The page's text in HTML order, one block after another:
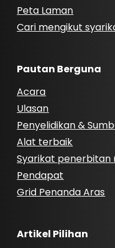
Peta Laman
Cari mengikut
Pautan Berguna
Acara
Ulasan
Penyelidikan &
Alat terbaik
Syarikat penerbitan
Pendapat
Grid Penanda Aras
Artikel Pilihan